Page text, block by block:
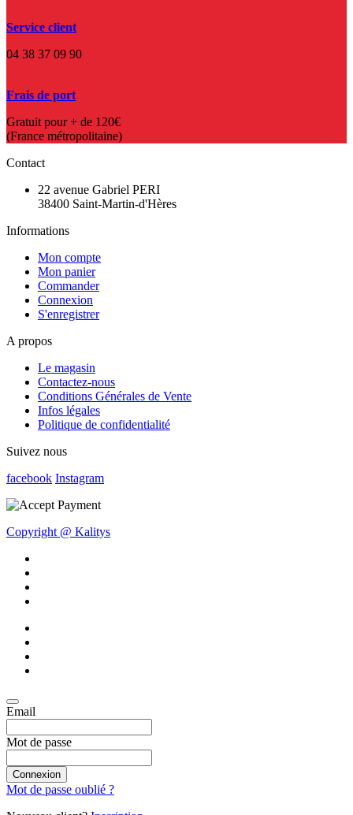
Service client
04 38 37 09 90
Frais de port
Gratuit pour + de 120€
(France métropolitaine)
Contact
22 avenue Gabriel PERI
38400 Saint-Martin-d'Hères
Informations
Mon compte
Mon panier
Commander
Connexion
S'enregistrer
A propos
Le magasin
Contactez-nous
Conditions Générales de Vente
Infos légales
Politique de confidentialité
Suivez nous
facebook Instagram
Copyright @ Kalitys
Email
Mot de passe
Connexion
Mot de passe oublié ?